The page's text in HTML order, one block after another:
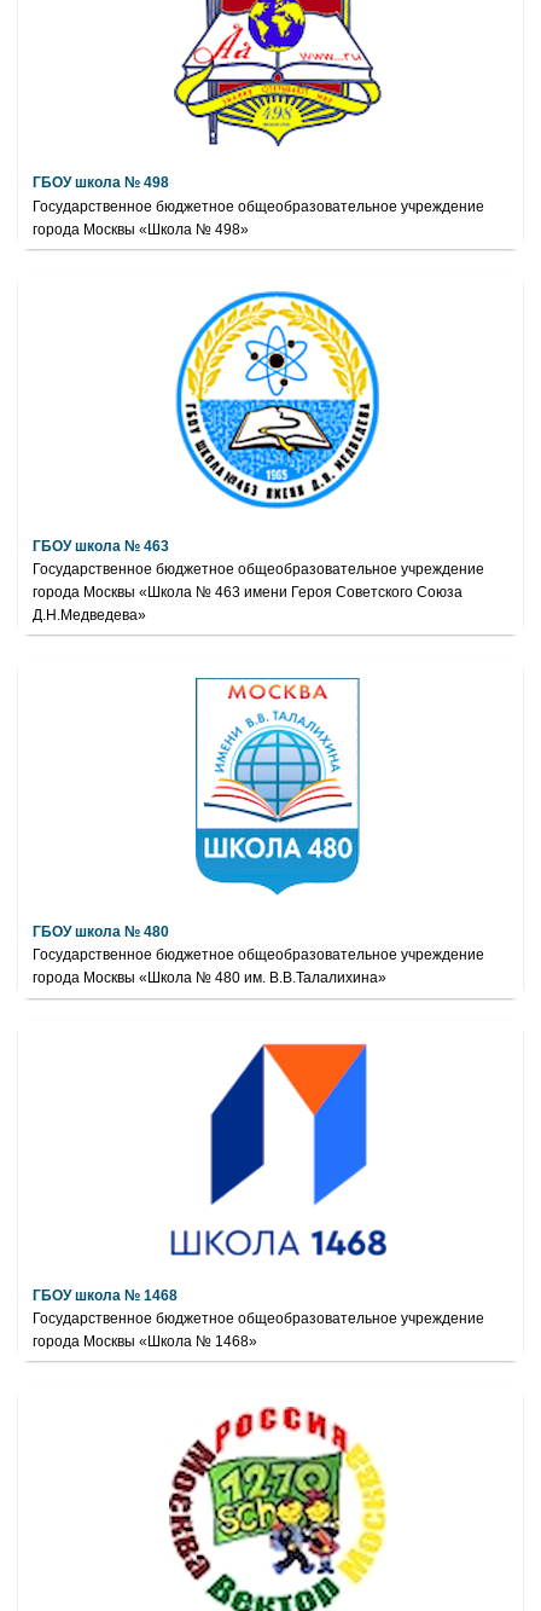
ГБОУ школа № 498
Государственное бюджетное общеобразовательное учреждение
города Москвы «Школа № 498»
ГБОУ школа № 463
Государственное бюджетное общеобразовательное учреждение
города Москвы «Школа № 463 имени Героя Советского Союза
Д.Н.Медведева»
ГБОУ школа № 480
Государственное бюджетное общеобразовательное учреждение
города Москвы «Школа № 480 им. В.В.Талалихина»
ГБОУ школа № 1468
Государственное бюджетное общеобразовательное учреждение
города Москвы «Школа № 1468»